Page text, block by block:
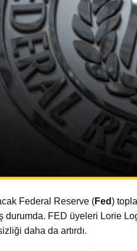
Federal Reserve (Fed)
durumda. FED üyeleri Lorie
daha da artırdı.